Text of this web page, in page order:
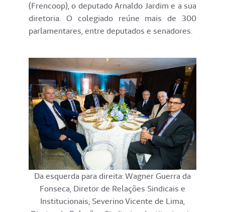
(Frencoop), o deputado Arnaldo Jardim e a sua
diretoria. O colegiado reúne mais de 300
parlamentares, entre deputados e senadores.
Da esquerda para direita: Wagner Guerra da
Fonseca, Diretor de Relações Sindicais e
Institucionais; Severino Vicente de Lima,